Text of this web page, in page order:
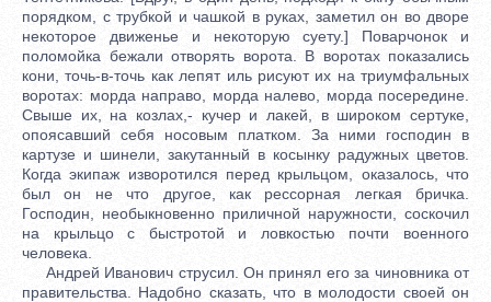
порядком, с трубкой и чашкой в руках, заметил он во дворе
некоторое движенье и некоторую суету.] Поварчонок и
поломойка бежали отворять ворота. В воротах показались
кони, точь-в-точь как лепят иль рисуют их на триумфальных
воротах: морда направо, морда налево, морда посередине.
Свыше их, на козлах,- кучер и лакей, в широком сертуке,
опоясавший себя носовым платком. За ними господин в
картузе и шинели, закутанный в косынку радужных цветов.
Когда экипаж изворотился перед крыльцом, оказалось, что
был он не что другое, как рессорная легкая бричка.
Господин, необыкновенно приличной наружности, соскочил
на крыльцо с быстротой и ловкостью почти военного
человека.
Андрей Иванович струсил. Он принял его за чиновника от
правительства. Надобно сказать, что в молодости своей он